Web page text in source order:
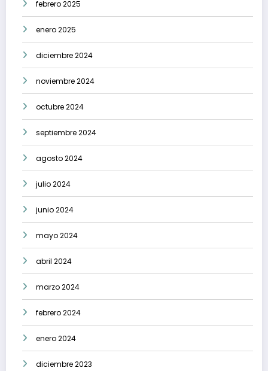
febrero 2025
enero 2025
diciembre 2024
noviembre 2024
octubre 2024
septiembre 2024
agosto 2024
julio 2024
junio 2024
mayo 2024
abril 2024
marzo 2024
febrero 2024
enero 2024
diciembre 2023